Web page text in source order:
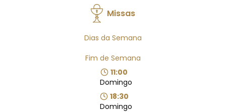
Missas
Dias da Semana
Fim de Semana
11:00
Domingo
18:30
Domingo